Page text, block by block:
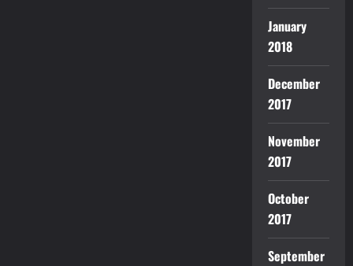
January
2018
December
2017
November
2017
October
2017
September